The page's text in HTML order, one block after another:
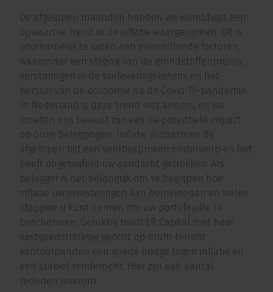
De afgelopen maanden hebben we wereldwijd een
opwaartse trend in de inflatie waargenomen. Dit is
voornamelijk te wijten aan verschillende factoren,
waaronder een stijging van de grondstoffenprijzen,
verstoringen in de toeleveringsketens en het
herstel van de economie na de Covid-19-pandemie.
In Nederland is deze trend niet anders, en we
moeten ons bewust zijn van de potentiële impact
op onze beleggingen. Inflatie is daarmee de
afgelopen tijd een veelbesproken onderwerp en het
heeft ongetwijfeld uw aandacht getrokken. Als
belegger is het belangrijk om te begrijpen hoe
inflatie uw investeringen kan beïnvloeden en welke
stappen u kunt nemen om uw portefeuille te
beschermen. Gelukkig biedt ER Capital met haar
vastgoedstrategie gericht op multi-tenant
kantoorpanden een goede hedge tegen inflatie en
een stabiel rendement. Hier zijn een aantal
redenen waarom: